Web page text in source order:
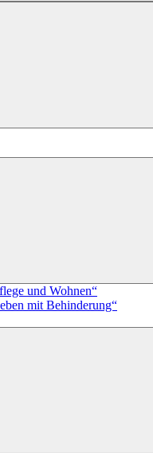
und Wohnen“
mit Behinderung“